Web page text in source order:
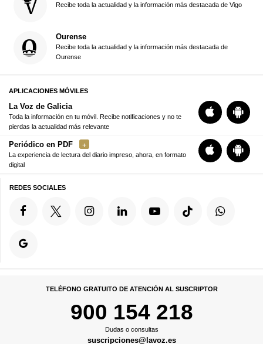
Recibe toda la actualidad y la información más destacada de Vigo
Ourense
Recibe toda la actualidad y la información más destacada de
Ourense
APLICACIONES MÓVILES
La Voz de Galicia
Toda la información en tu móvil. Recibe notificaciones y no te
pierdas la actualidad más relevante
Periódico en PDF
La experiencia de lectura del diario impreso, ahora, en formato
digital
REDES SOCIALES
TELÉFONO GRATUITO DE ATENCIÓN AL SUSCRIPTOR
900 154 218
Dudas o consultas
suscripciones@lavoz.es